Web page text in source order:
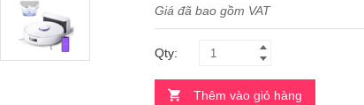
Giá đã bao gồm VAT
Qty:
Thêm vào giỏ hàng